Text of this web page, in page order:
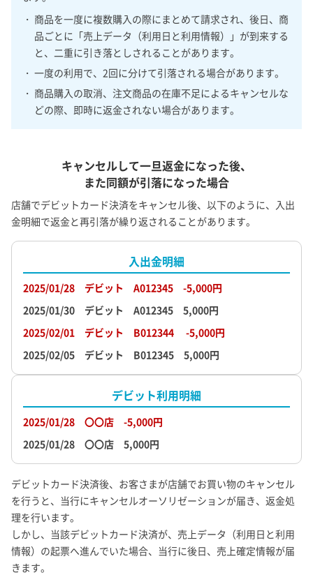
・ 商品を一度に複数購入の際にまとめて請求され、後日、商
品ごとに「売上データ（利用日と利用情報）」が到来する
と、二重に引き落としされることがあります。
・ 一度の利用で、2回に分けて引落される場合があります。
・ 商品購入の取消、注文商品の在庫不足によるキャンセルな
どの際、即時に返金されない場合があります。
キャンセルして一旦返金になった後、
また同額が引落になった場合
店舗でデビットカード決済をキャンセル後、以下のように、入出
金明細で返金と再引落が繰り返されることがあります。
入出金明細
2025/01/28 デビット A012345 -5,000円
2025/01/30 デビット A012345 5,000円
2025/02/01 デビット B012344 -5,000円
2025/02/05 デビット B012345 5,000円
デビット利用明細
2025/01/28 〇〇店 -5,000円
2025/01/28 〇〇店 5,000円
デビットカード決済後、お客さまが店舗でお買い物のキャンセル
を行うと、当行にキャンセルオーソリゼーションが届き、返金処
理を行います。
しかし、当該デビットカード決済が、売上データ（利用日と利用
情報）の起票へ進んでいた場合、当行に後日、売上確定情報が届
きます。